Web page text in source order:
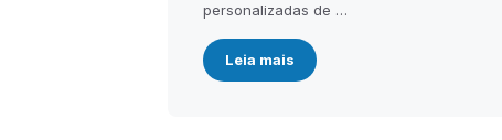
personalizadas de …
Leia mais